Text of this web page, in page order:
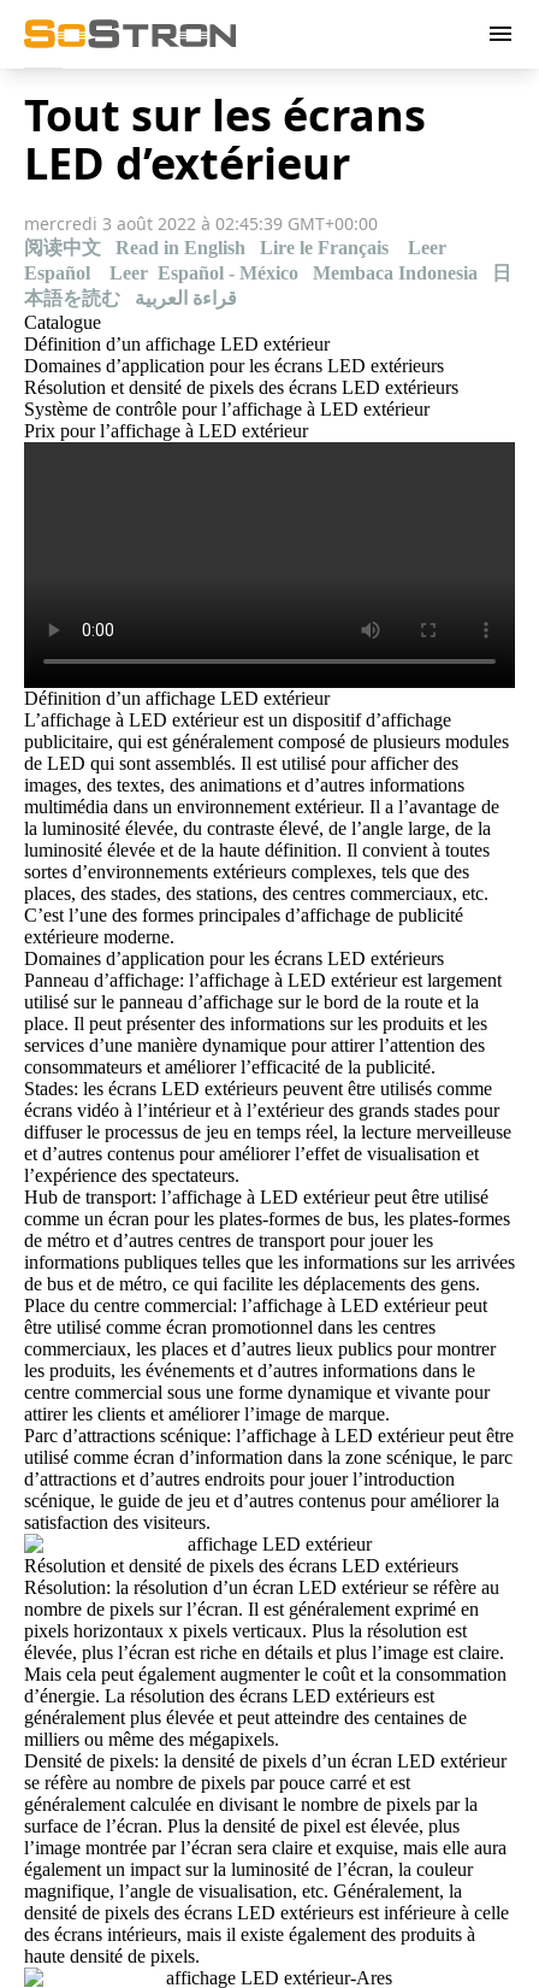
menu
Tout sur les écrans
LED d’extérieur
mercredi 3 août 2022 à 02:45:39 GMT+00:00
阅读中文 Read in English Lire le Français
Leer
Español
Leer Español - México Membaca Indonesia
日
本語を読む
قراءة العربية
Catalogue
Définition d’un affichage LED extérieur
Domaines d’application pour les écrans LED extérieurs
Résolution et densité de pixels des écrans LED extérieurs
Système de contrôle pour l’affichage à LED extérieur
Prix pour l’affichage à LED extérieur
Définition d’un affichage LED extérieur
L’affichage à LED extérieurest un dispositif d’affichage
publicitaire, qui est généralement composé de plusieurs modules
de LED qui sont assemblés. Il est utilisé pour afficher des
images, des textes, des animations et d’autres informations
multimédia dans un environnement extérieur. Il a l’avantage de
la luminosité élevée, du contraste élevé, de l’angle large, de la
luminosité élevée et de la haute définition. Il convient à toutes
sortes d’environnements extérieurs complexes, tels que des
places, des stades, des stations, des centres commerciaux, etc.
C’est l’une des formes principales d’affichage de publicité
extérieure moderne.
Domaines d’application pour les écrans LED extérieurs
Panneau d’affichage: l’affichage à LED extérieur est largement
utilisé sur le panneau d’affichage sur le bord de la route et la
place. Il peut présenter des informations sur les produits et les
services d’une manière dynamique pour attirer l’attention des
consommateurs et améliorer l’efficacité de la publicité.
Stades: les écrans LED extérieurs peuvent être utilisés comme
écrans vidéo à l’intérieur et à l’extérieur des grands stades pour
diffuser le processus de jeu en temps réel, la lecture merveilleuse
et d’autres contenus pour améliorer l’effet de visualisation et
l’expérience des spectateurs.
Hub de transport: l’affichage à LED extérieur peut être utilisé
comme un écran pour les plates-formes de bus, les plates-formes
de métro et d’autres centres de transport pour jouer les
informations publiques telles que les informations sur les arrivées
de bus et de métro, ce qui facilite les déplacements des gens.
Place du centre commercial: l’affichage à LED extérieur peut
être utilisé comme écran promotionnel dans les centres
commerciaux, les places et d’autres lieux publics pour montrer
les produits, les événements et d’autres informations dans le
centre commercial sous une forme dynamique et vivante pour
attirer les clients et améliorer l’image de marque.
Parc d’attractions scénique: l’affichage à LED extérieur peut être
utilisé comme écran d’information dans la zone scénique, le parc
d’attractions et d’autres endroits pour jouer l’introduction
scénique, le guide de jeu et d’autres contenus pour améliorer la
satisfaction des visiteurs.
Résolution et densité de pixels des écrans LED extérieurs
Résolution: la résolution d’un écran LED extérieur se réfère au
nombre de pixels sur l’écran. Il est généralement exprimé en
pixels horizontaux x pixels verticaux. Plus la résolution est
élevée, plus l’écran est riche en détails et plus l’image est claire.
Mais cela peut également augmenter le coût et la consommation
d’énergie. La résolution des écrans LED extérieurs est
généralement plus élevée et peut atteindre des centaines de
milliers ou même des mégapixels.
Densité de pixels: la densité de pixels d’un écran LED extérieur
se réfère au nombre de pixels par pouce carré et est
généralement calculée en divisant le nombre de pixels par la
surface de l’écran. Plus la densité de pixel est élevée, plus
l’image montrée par l’écran sera claire et exquise, mais elle aura
également un impact sur la luminosité de l’écran, la couleur
magnifique, l’angle de visualisation, etc. Généralement, la
densité de pixels des écrans LED extérieurs est inférieure à celle
des écrans intérieurs, mais il existe également des produits à
haute densité de pixels.